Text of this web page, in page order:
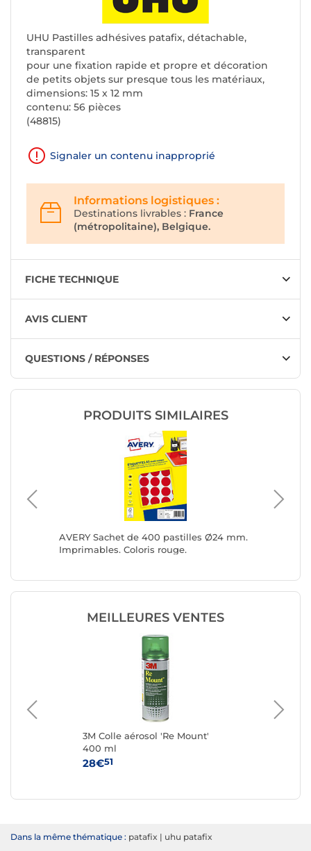
UHU Pastilles adhésives patafix, détachable,
transparent
pour une fixation rapide et propre et décoration
de petits objets sur presque tous les matériaux,
dimensions: 15 x 12 mm
contenu: 56 pièces
(48815)
Signaler un contenu inapproprié
Informations logistiques :
Destinations livrables : France
(métropolitaine), Belgique.
FICHE TECHNIQUE
AVIS CLIENT
QUESTIONS / RÉPONSES
PRODUITS SIMILAIRES
AVERY Sachet de 400 pastilles Ø24 mm.
Imprimables. Coloris rouge.
MEILLEURES VENTES
3M Colle aérosol 'Re Mount'
400 ml
28€51
Dans la même thématique : patafix | uhu patafix